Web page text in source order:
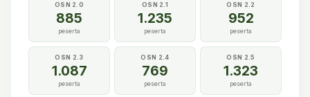
OSN 2.0
885
peserta
OSN 2.1
1.235
peserta
OSN 2.2
952
peserta
OSN 2.3
1.087
peserta
OSN 2.4
769
peserta
OSN 2.5
1.323
peserta